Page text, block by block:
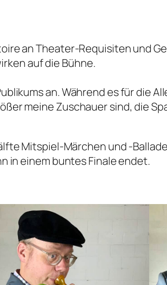
an Theater-Requisiten und
auf die Bühne.
an. Während es für die
meine Zuschauer sind, die
Mitspiel-Märchen und -
in einem buntes Finale endet.